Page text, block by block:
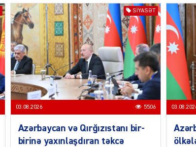
SIYASƏT
03.08.2026 5506
Azərbaycan və Qırğızıstanı bir-
birinə yaxınlaşdıran təkcə